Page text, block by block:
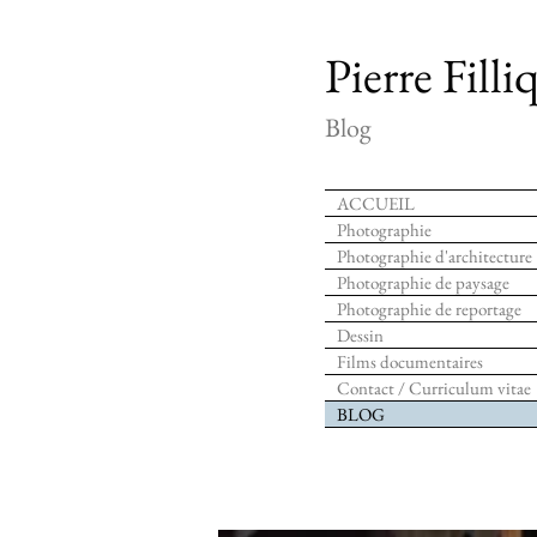
Pierre
Blog
ACCUEIL
Photographie
Photographie d'architecture
Photographie de paysage
Photographie de reportage
Dessin
Films documentaires
Contact / Curriculum vitae
BLOG